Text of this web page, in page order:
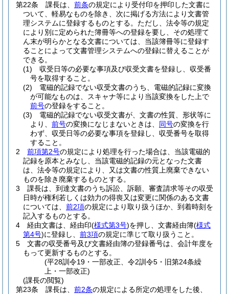
第22条
課長は、 前条の規定により受付印を押印した文書に
ついて、軽易なものを除き、次に掲げる方法により文書管
理システムに登録するものとする。 ただし、法令等の規定
により別に定められた簿冊等への登録を要し、その処理て
ん末が明らかとなる文書については、当該簿冊等に登録す
ることによって文書管理システムへの登録に替えることが
できる。
(1)
収受日等の必要な事項及び収受文書を登録し、収受番
号を取得すること。
(2)
電磁的記録でない収受文書のうち、電磁的記録に変換
が可能なものは、スキャナ等により当該変換をした上で
前号の登録をすること。
(3)
電磁的記録でない収受文書が、文書の性質、形状等に
より、 前号の変換になじまないときは、 同号の変換を行
わず、収受日等の必要な事項を登録し、収受番号を取得
すること。
2
前項第2号の規定により処理を行った場合は、当該電磁的
記録を原本とみなし、当該電磁的記録の元となった文書
は、法令等の規定により、又は文書の性質上廃棄できない
ものを除き廃棄するものとする。
3
課長は、到達文書のうち訴訟、訴願、審査請求等その収受
日時が権利若しくは効力の得喪又は変更に関係のある文書
については、 前2項の規定により取り扱うほか、到着時刻を
記入するものとする。
4
経由文書は、経由印(様式第3号)を押し、文書経由簿(様式
第4号)に登録し、 前3項の規定に準じて取り扱うこと。
5
文書の収受番号及び文書経由簿の登録番号は、会計年度を
もって更新するものとする。
(平28訓令19・一部改正、令2訓令5・旧第24条繰
上・一部改正)
(課長の閲覧)
第23条
課長は、 前2条の規定による所定の処理をした後、